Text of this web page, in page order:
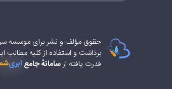
حقوق مؤلف و نشر برای موسسه
برداشت و استفاده از کلیه
قدرت یافته ازسامانهٔ جامعابری‌